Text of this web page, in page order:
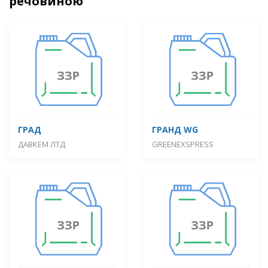
ГРАД
ДАВКЕМ ЛТД
ГРАНД WG
GREENEXSPRESS